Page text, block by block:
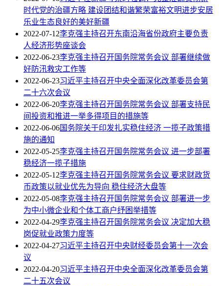
时代党的治疆方略 建设团结和谐繁荣富裕文明进步安居
乐业生态良好的美好新疆
2022-07-12李克强主持召开东南沿海省份政府主要负责
人经济形势座谈会
2022-06-23李克强主持召开国务院常务会议 部署继续做
好防汛救灾工作等
2022-06-23习近平主持召开中央全面深化改革委员会第
二十六次会议
2022-06-20李克强主持召开国务院常务会议 部署支持民
间投资和推进一举多得项目的措施等
2022-06-06国务院关于印发扎实稳住经济 一揽子政策措
施的通知
2022-05-25李克强主持召开国务院常务会议 进一步部署
稳经济一揽子措施
2022-05-12李克强主持召开国务院常务会议 要求财政货
币政策以就业优先为导向 稳住经济大盘等
2022-05-08李克强主持召开国务院常务会议 部署进一步
为中小微企业和个体工商户纾困举措等
2022-04-29李克强主持召开国务院常务会议 决定加大稳
岗促就业政策力度等
2022-04-27习近平主持召开中央财经委员会第十一次会
议
2022-04-20习近平主持召开中央全面深化改革委员会第
二十五次会议